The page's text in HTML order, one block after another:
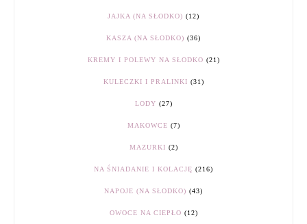
JAJKA (NA SŁODKO) (12)
KASZA (NA SŁODKO) (36)
KREMY I POLEWY NA SŁODKO (21)
KULECZKI I PRALINKI (31)
LODY (27)
MAKOWCE (7)
MAZURKI (2)
NA ŚNIADANIE I KOLACJĘ (216)
NAPOJE (NA SŁODKO) (43)
OWOCE NA CIEPŁO (12)